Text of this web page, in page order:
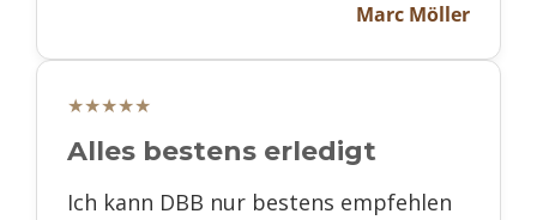
Marc Möller
★★★★★
Alles bestens erledigt
Ich kann DBB nur bestens empfehlen